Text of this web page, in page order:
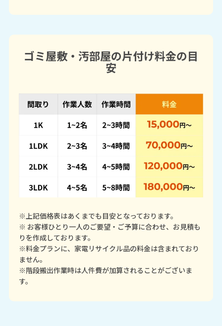
ゴミ屋敷・汚部屋の片付け料金の目
安
※上記価格表はあくまでも目安となっております。
※ お客様ひとり一人のご要望・ご予算に合わせ、お見積も
りを作成しております。
※料金プランに、家電リサイクル品の料金は含まれており
ません。
※階段搬出作業時は人件費が加算されることがございま
す。